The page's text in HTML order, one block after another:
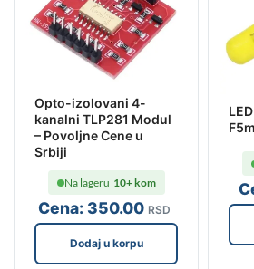
Opto-izolovani 4-
kanalni TLP281 Modul
– Povoljne Cene u
Srbiji
Cena:350.00 RSD
Na lageru 10+ kom
Dodaj u korpu